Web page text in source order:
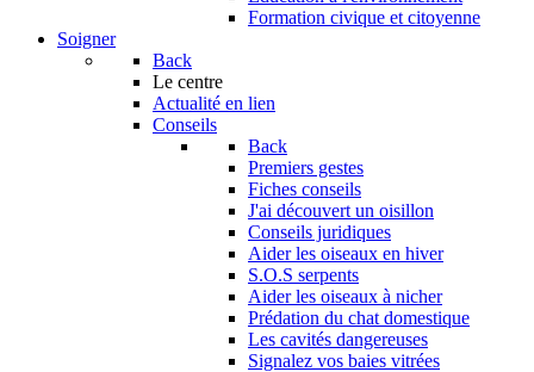
Formation civique et citoyenne
Soigner
Back
Le centre
Actualité en lien
Conseils
Back
Premiers gestes
Fiches conseils
J'ai découvert un oisillon
Conseils juridiques
Aider les oiseaux en hiver
S.O.S serpents
Aider les oiseaux à nicher
Prédation du chat domestique
Les cavités dangereuses
Signalez vos baies vitrées